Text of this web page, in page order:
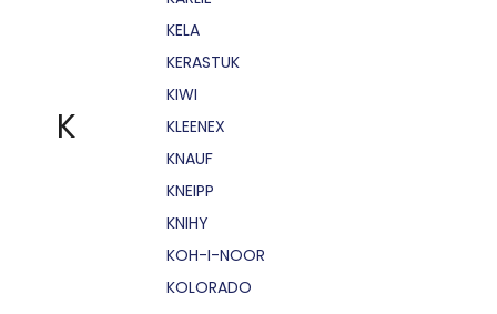
K
KELA
KERASTUK
KIWI
KLEENEX
KNAUF
KNEIPP
KNIHY
KOH-I-NOOR
KOLORADO